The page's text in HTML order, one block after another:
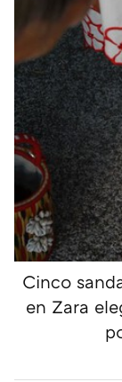
Cinco
en Zara